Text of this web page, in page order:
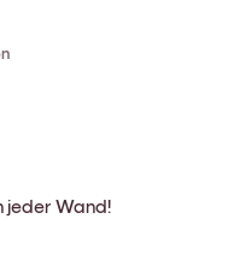
jeder Wand!